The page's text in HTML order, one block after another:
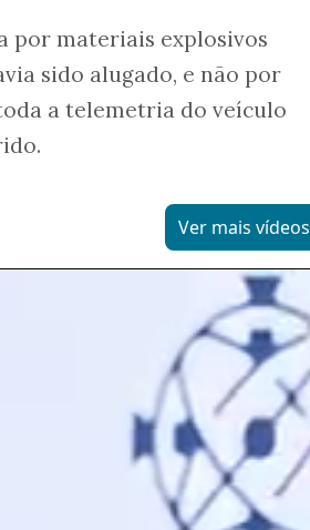
por materiais explosivos
sido alugado, e não por
a telemetria do veículo
Ver mais vídeos